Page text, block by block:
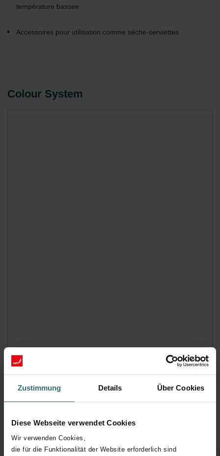
Zustimmung Details Über Cookies
Diese Webseite verwendet Cookies
Wir verwenden Cookies,
die für die Funktionalität der Website erforderlich sind
température bassee
Accessoires pour utilisation comme sèche-serviettes
Colour System
Veuillez sélectionner